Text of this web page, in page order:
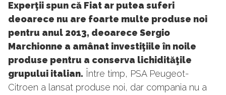
Experţii spun că Fiat ar putea suferi
deoarece nu are foarte multe produse noi
pentru anul 2013, deoarece Sergio
Marchionne a amânat investiţiile în noile
produse pentru a conserva lichidităţile
grupului italian. Între timp, PSA Peugeot-
Citroen a lansat produse noi, dar compania nu a